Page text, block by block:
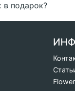
в подарок?